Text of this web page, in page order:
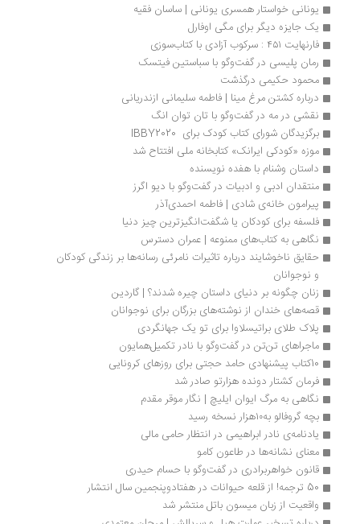
یونانی خواستار همسری یونانی | ساسان فقیه
یک جایزه دیگر برای مگی اوفارل
فارنهایت ۴۵۱ : سرکوب آزادی با کتاب‌سوزی
رمان پلیسی در گفت‌وگو با سباستین فیتسک
محمود حکیمی درگذشت
درباره کشتن مرغ مینا | فاطمه سلیمانی ازندریانی
نقشی در مه در گفت‌وگو با تان توان انگ
برگزیدگان شورای کتاب کودک برای  IBBY2020
موزه «کودکی ایرانک» کتابخانه ملی افتتاح شد
داستان وشنام با هفده نویسنده
منتقدان ادبی و ادبیات در گفت‌وگو با دیو اگرز
پیرامون خانه‌ی شادی | فاطمه احمدی‌آذر
فلسفه برای کودکان یا شگفت‌انگیزترین چیز دنیا
نگاهی به کتاب‌های ممنوعه | عمران دسترس
حقایق ناخوشایند درباره تاثیرات نامرئی رسانه‌ها بر زندگی کودکان
و نوجوانان
زنان چگونه بر دنیای داستان چیره شدند؟ | گاردین
قصه‌های خندان از نوشته‌های بزرگان برای نوجوانان
پلاک طلای براتیسلاوا برای تو یک جهانگردی
ماجراهای تن‌تن در گفت‌وگو با نادر تکمیل‌همایون
فرمان کشتار دونده هزارتو صادر شد
نگاهی به مرگ ایوان ایلیچ | نگار موقر مقدم
بچه گروفالو به۱۰هزار نسخه رسید
یادنامه‌ی نادر ابراهیمی در انتظار حامی مالی
معنای نشانه‌ها در طاعون کامو
قانون خواهربرادری در گفت‌وگو با حسام حیدری
واقعیت از زبان میسون باتل منتشر شد